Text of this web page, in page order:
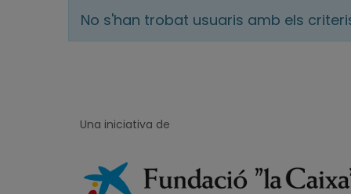
No s'han trobat usuaris amb els
Una iniciativa de